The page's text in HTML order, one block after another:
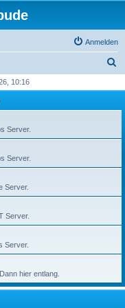
Anmelden
h
10:16
Server.
Server.
Server.
Server.
Server.
hier entlang.